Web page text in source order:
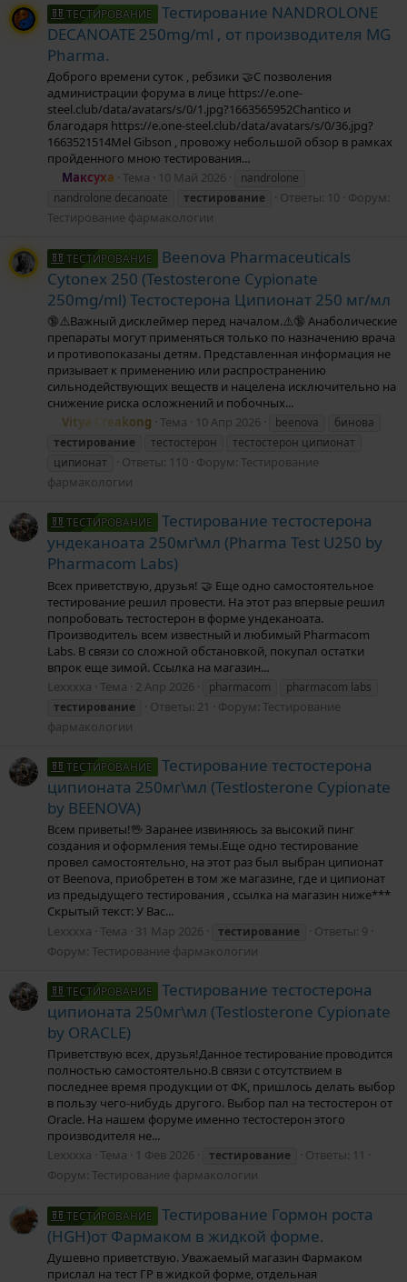
ТЕСТИРОВАНИЕ
Тестирование NANDROLONE
DECANOATE 250mg/ml , от производителя MG
Pharma.
Доброго времени суток , ребзики 🤝С позволения
администрации форума в лице https://e.one-
steel.club/data/avatars/s/0/1.jpg?1663565952Chantico и
благодаря https://e.one-steel.club/data/avatars/s/0/36.jpg?
1663521514Mel Gibson , провожу небольшой обзор в рамках
пройденного мною тестирования...
Максуха Тема 10 Май 2026
nandrolone
nandrolone decanoate
тестирование Ответы: 10
Форум:
Тестирование фармакологии
ТЕСТИРОВАНИЕ
Beenova Pharmaceuticals
Cytonex 250 (Testosterone Cypionate
250mg/ml) Тестостерона Ципионат 250 мг/мл
🔞⚠️Важный дисклеймер перед началом.⚠️🔞 Анаболические
препараты могут применяться только по назначению врача
и противопоказаны детям. Представленная информация не
призывает к применению или распространению
сильнодействующих веществ и нацелена исключительно на
снижение риска осложнений и побочных...
Vitya Creakong Тема 10 Апр 2026 beenova
бинова
тестирование
тестостерон
тестостерон ципионат
ципионат
Ответы: 110 Форум: Тестирование
фармакологии
ТЕСТИРОВАНИЕ
Тестирование тестостерона
ундеканоата 250мг\мл (Pharma Test U250 by
Pharmacom Labs)
Всех приветствую, друзья! 🤝 Еще одно самостоятельное
тестирование решил провести. На этот раз впервые решил
попробовать тестостерон в форме ундеканоата.
Производитель всем известный и любимый Pharmacom
Labs. В связи со сложной обстановкой, покупал остатки
впрок еще зимой. Ссылка на магазин...
Lexxxxa Тема 2 Апр 2026 pharmacom
pharmacom labs
тестирование
Ответы: 21 Форум: Тестирование
фармакологии
ТЕСТИРОВАНИЕ
Тестирование тестостерона
ципионата 250мг\мл (Testlosterone Cypionate
by BEENOVA)
Всем приветы!🖖 Заранее извиняюсь за высокий пинг
создания и оформления темы.Еще одно тестирование
провел самостоятельно, на этот раз был выбран ципионат
от Beenova, приобретен в том же магазине, где и ципионат
из предыдущего тестирования , ссылка на магазин ниже***
Скрытый текст: У Вас...
Lexxxxa Тема 31 Мар 2026 тестирование
Ответы: 9
Форум: Тестирование фармакологии
ТЕСТИРОВАНИЕ
Тестирование тестостерона
ципионата 250мг\мл (Testlosterone Cypionate
by ORACLE)
Приветствую всех, друзья!Данное тестирование проводится
полностью самостоятельно.В связи с отсутствием в
последнее время продукции от ФК, пришлось делать выбор
в пользу чего-нибудь другого. Выбор пал на тестостерон от
Oracle. На нашем форуме именно тестостерон этого
производителя не...
Lexxxxa Тема 1 Фев 2026 тестирование
Ответы: 11
Форум: Тестирование фармакологии
ТЕСТИРОВАНИЕ
Тестирование Гормон роста
(HGH)от Фармаком в жидкой форме.
Душевно приветствую. Уважаемый магазин Фармаком
прислал на тест ГР в жидкой форме, отдельная